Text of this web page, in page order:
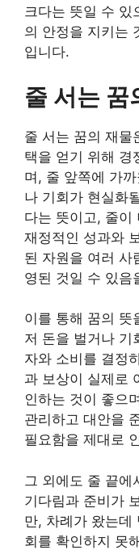
크다는 뜻일 수 있
의 안정을 지키는
입니다.
줄 서는 꿈
줄 서는 꿈의 재물
택을 얻기 위해 경
며, 줄 앞쪽에 가
나 기회가 현실화
다는 뜻이고, 줄이
재정적인 성과와
된 자원을 여러 사
영된 것일 수 있음
이를 통해 꿈의 뜻
저 돈을 벌거나 기
자와 소비를 결정
과 보상이 실제로
인하는 것이 좋으
관리하고 대안을
필요함을 제대로
그 외에도 줄 끝에
기다림과 준비가
만, 차례가 왔는데
회를 확인하지 못